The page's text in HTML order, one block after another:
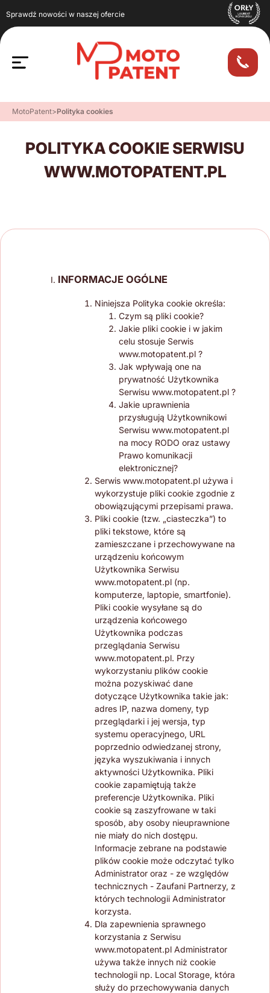
Sprawdź nowości w naszej ofercie
MotoPatent>Polityka cookies
POLITYKA COOKIE SERWISU
WWW.MOTOPATENT.PL
INFORMACJE OGÓLNE
Niniejsza Polityka cookie określa:
Czym są pliki cookie?
Jakie pliki cookie i w jakim
celu stosuje Serwis
www.motopatent.pl ?
Jak wpływają one na
prywatność Użytkownika
Serwisu www.motopatent.pl ?
Jakie uprawnienia
przysługują Użytkownikowi
Serwisu www.motopatent.pl
na mocy RODO oraz ustawy
Prawo komunikacji
elektronicznej?
Serwis www.motopatent.pl używa i
wykorzystuje pliki cookie zgodnie z
obowiązującymi przepisami prawa.
Pliki cookie (tzw. „ciasteczka”) to
pliki tekstowe, które są
zamieszczane i przechowywane na
urządzeniu końcowym
Użytkownika Serwisu
www.motopatent.pl (np.
komputerze, laptopie, smartfonie).
Pliki cookie wysyłane są do
urządzenia końcowego
Użytkownika podczas
przeglądania Serwisu
www.motopatent.pl. Przy
wykorzystaniu plików cookie
można pozyskiwać dane
dotyczące Użytkownika takie jak:
adres IP, nazwa domeny, typ
przeglądarki i jej wersja, typ
systemu operacyjnego, URL
poprzednio odwiedzanej strony,
języka wyszukiwania i innych
aktywności Użytkownika. Pliki
cookie zapamiętują także
preferencje Użytkownika. Pliki
cookie są zaszyfrowane w taki
sposób, aby osoby nieuprawnione
nie miały do nich dostępu.
Informacje zebrane na podstawie
plików cookie może odczytać tylko
Administrator oraz - ze względów
technicznych - Zaufani Partnerzy, z
których technologii Administrator
korzysta.
Dla zapewnienia sprawnego
korzystania z Serwisu
www.motopatent.pl Administrator
używa także innych niż cookie
technologii np. Local Storage, która
służy do przechowywania danych